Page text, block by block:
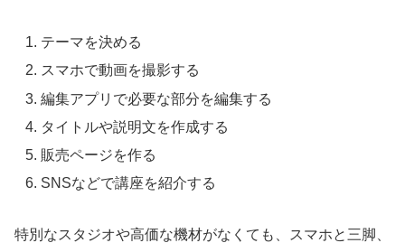
テーマを決める
スマホで動画を撮影する
編集アプリで必要な部分を編集する
タイトルや説明文を作成する
販売ページを作る
SNSなどで講座を紹介する
特別なスタジオや高価な機材がなくても、スマホと三脚、